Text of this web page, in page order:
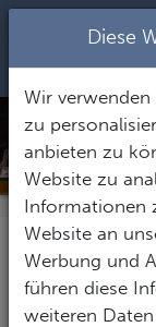
Diese
Wir
zu
anbieten zu
Website zu
Informationen
Website an
Werbung und
führen diese
weiteren